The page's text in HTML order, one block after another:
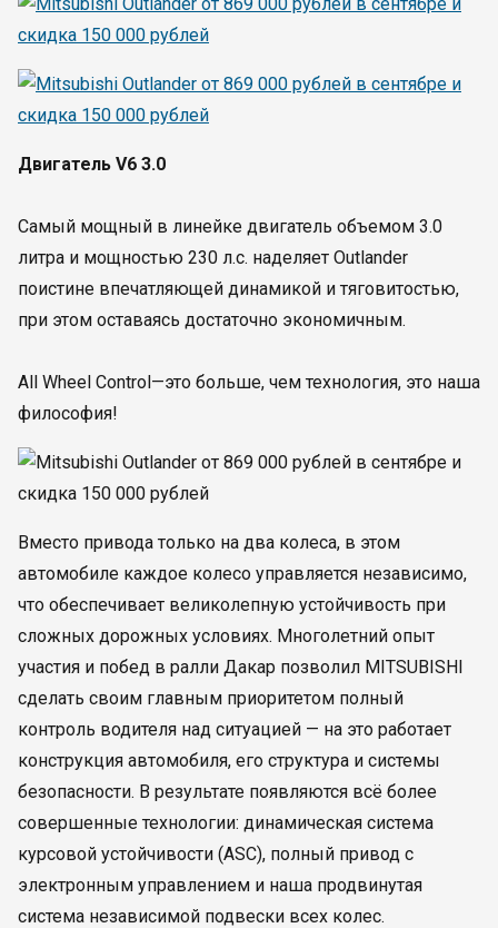
Двигатель V6 3.0
Самый мощный в линейке двигатель объемом 3.0
литра и мощностью 230 л.с. наделяет Outlander
поистине впечатляющей динамикой и тяговитостью,
при этом оставаясь достаточно экономичным.
All Wheel Control—это больше, чем технология, это наша
философия!
Вместо привода только на два колеса, в этом
автомобиле каждое колесо управляется независимо,
что обеспечивает великолепную устойчивость при
сложных дорожных условиях. Многолетний опыт
участия и побед в ралли Дакар позволил MITSUBISHI
сделать своим главным приоритетом полный
контроль водителя над ситуацией — на это работает
конструкция автомобиля, его структура и системы
безопасности. В результате появляются всё более
совершенные технологии: динамическая система
курсовой устойчивости (ASC), полный привод с
электронным управлением и наша продвинутая
система независимой подвески всех колес.